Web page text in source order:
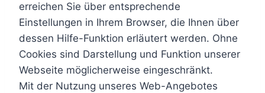
erreichen Sie über entsprechende
Einstellungen in Ihrem Browser, die Ihnen über
dessen Hilfe-Funktion erläutert werden. Ohne
Cookies sind Darstellung und Funktion unserer
Webseite möglicherweise eingeschränkt.
Mit der Nutzung unseres Web-Angebotes